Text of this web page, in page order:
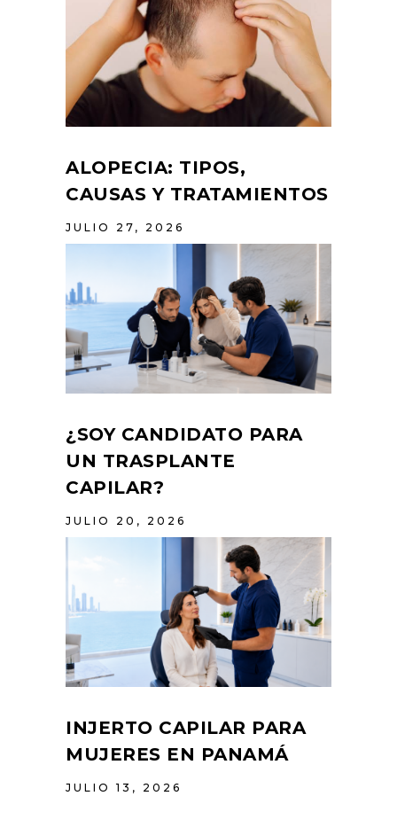
ALOPECIA: TIPOS,
CAUSAS Y TRATAMIENTOS
JULIO 27, 2026
¿SOY CANDIDATO PARA
UN TRASPLANTE
CAPILAR?
JULIO 20, 2026
INJERTO CAPILAR PARA
MUJERES EN PANAMÁ
JULIO 13, 2026